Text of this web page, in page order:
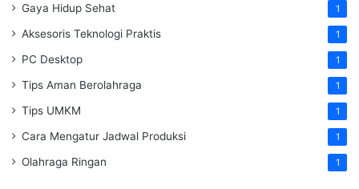
Gaya Hidup Sehat 1
Aksesoris Teknologi Praktis 1
PC Desktop 1
Tips Aman Berolahraga 1
Tips UMKM 1
Cara Mengatur Jadwal Produksi 1
Olahraga Ringan 1